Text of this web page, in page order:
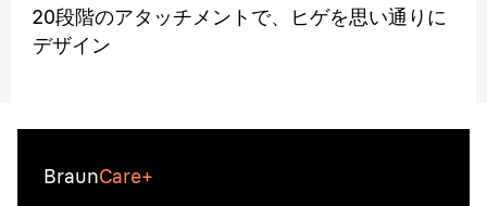
20段階のアタッチメントで、ヒゲを思い通りに
デザイン
BraunCare+